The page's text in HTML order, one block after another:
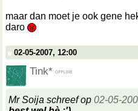
maar dan moet je ook gene
daro
02-05-2007, 12:00
Tink*
Mr Soija schreef op 02-05-